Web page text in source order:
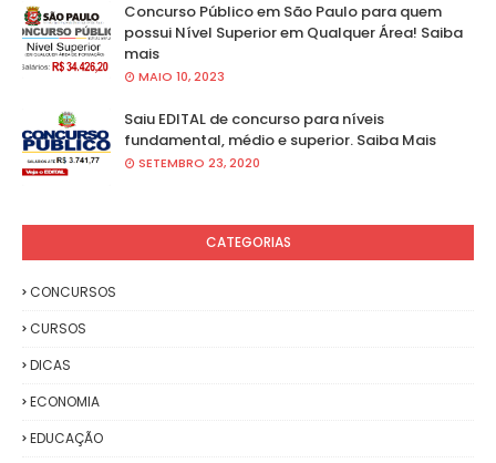
Concurso Público em São Paulo para quem
possui Nível Superior em Qualquer Área! Saiba
mais
MAIO 10, 2023
Saiu EDITAL de concurso para níveis
fundamental, médio e superior. Saiba Mais
SETEMBRO 23, 2020
CATEGORIAS
CONCURSOS
CURSOS
DICAS
ECONOMIA
EDUCAÇÃO